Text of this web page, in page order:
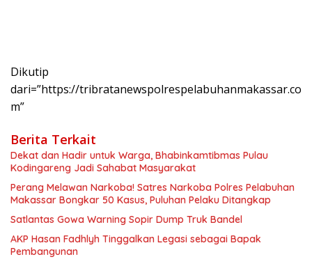
Dikutip
dari=”https://tribratanewspolrespelabuhanmakassar.co
m”
Berita Terkait
Dekat dan Hadir untuk Warga, Bhabinkamtibmas Pulau
Kodingareng Jadi Sahabat Masyarakat
Perang Melawan Narkoba! Satres Narkoba Polres Pelabuhan
Makassar Bongkar 50 Kasus, Puluhan Pelaku Ditangkap
Satlantas Gowa Warning Sopir Dump Truk Bandel
AKP Hasan Fadhlyh Tinggalkan Legasi sebagai Bapak
Pembangunan